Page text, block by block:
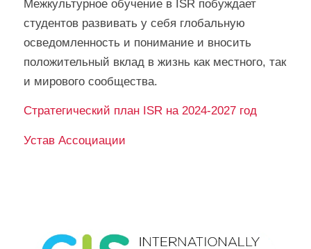
Межкультурное обучение в ISR побуждает
студентов развивать у себя глобальную
осведомленность и понимание и вносить
положительный вклад в жизнь как местного, так
и мирового сообщества.
Стратегический план ISR на 2024-2027 год
Устав Ассоциации